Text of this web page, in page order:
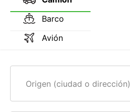
Barco
Avión
Origen (ciudad o dirección)